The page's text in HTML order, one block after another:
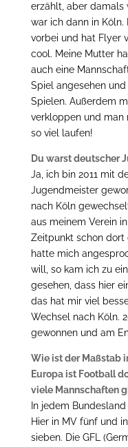
erzählt, aber damals
war ich dann in
vorbei und hat Flyer
cool. Meine Mutter
auch eine
Spiel angesehen
Spielen. Außerdem
verkloppen und man
so viel laufen!
Du warst deutscher
Ja, ich bin 2011 mit
Jugendmeister
nach Köln
aus meinem Verein
Zeitpunkt schon dort
hatte mich
will, so kam ich zu
gesehen, dass hier
das hat mir viel
Wechsel nach Köln.
gewonnen und am
Wie ist der Maßstab
Europa ist Football
viele Mannschaften
In jedem
Hier in MV fünf und
sieben. Die GFL